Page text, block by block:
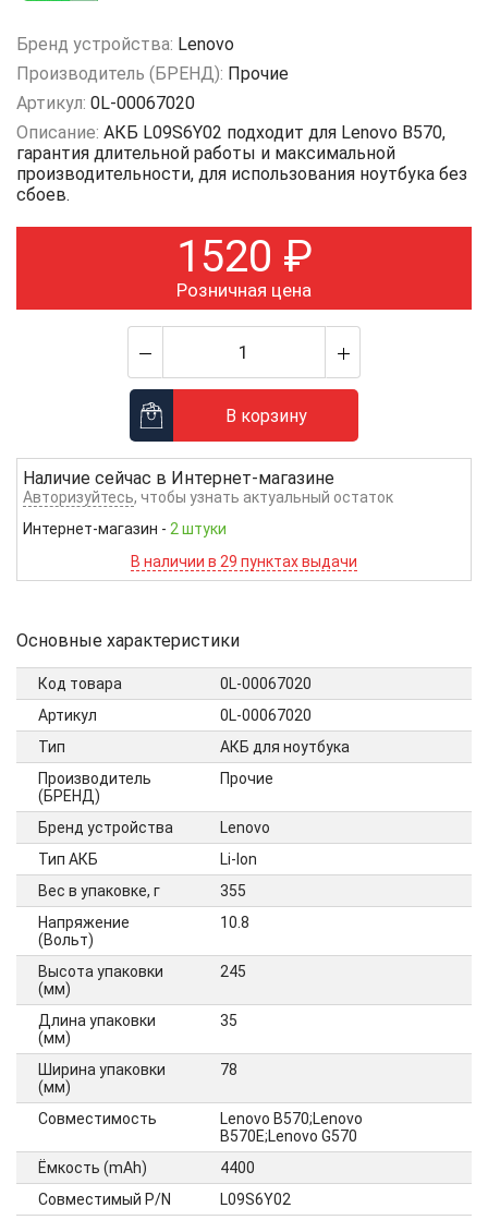
Бренд устройства: Lenovo
Производитель (БРЕНД): Прочие
Артикул: 0L-00067020
Описание: АКБ L09S6Y02 подходит для Lenovo B570,
гарантия длительной работы и максимальной
производительности, для использования ноутбука без
сбоев.
1520 ₽
Розничная цена
В корзину
Наличие сейчас в Интернет-магазине
Авторизуйтесь, чтобы узнать актуальный остаток
Интернет-магазин - 2 штуки
В наличии в 29 пунктах выдачи
Основные характеристики
Код товара
0L-00067020
Артикул
0L-00067020
Тип
АКБ для ноутбука
Производитель
(БРЕНД)
Прочие
Бренд устройства
Lenovo
Тип АКБ
Li-Ion
Вес в упаковке, г
355
Напряжение
(Вольт)
10.8
Высота упаковки
(мм)
245
Длина упаковки
(мм)
35
Ширина упаковки
(мм)
78
Совместимость
Lenovo B570;Lenovo
B570E;Lenovo G570
Ёмкость (mAh)
4400
Совместимый P/N
L09S6Y02